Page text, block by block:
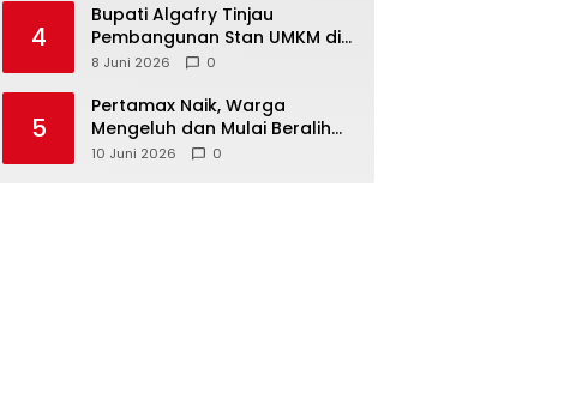
4
‎Bupati Algafry Tinjau
Pembangunan Stan UMKM di
Pelangi Sawah Namang,
Lokal Kian Tertata
8 Juni 2026 0
5
‎Pertamax Naik, Warga
Mengeluh dan Mulai Beralih
ke Pertalite Meski Harus Antre
10 Juni 2026 0